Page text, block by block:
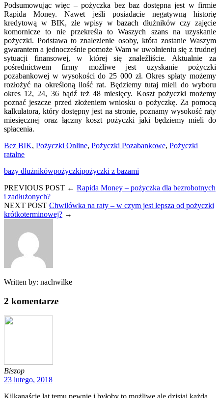
Podsumowując więc – pożyczka bez baz dostępna jest w firmie
Rapida Money. Nawet jeśli posiadacie negatywną historię
kredytową w BIK, złe wpisy w bazach dłużników czy zajęcie
komornicze to nie przekreśla to Waszych szans na uzyskanie
pożyczki. Podstawa to znalezienie osoby, która zostanie Waszym
gwarantem a jednocześnie pomoże Wam w uwolnieniu się z trudnej
sytuacji finansowej, w której się znaleźliście. Aktualnie za
pośrednictwem firmy możliwe jest uzyskanie pożyczki
pozabankowej w wysokości do 25 000 zł. Okres spłaty możemy
rozłożyć na określoną ilość rat. Będziemy tutaj mieli do wyboru
okres 12, 24, 36 bądź też 48 miesięcy. Koszt pożyczki możemy
poznać jeszcze przed złożeniem wniosku o pożyczkę. Za pomocą
kalkulatora, który dostępny jest na stronie, poznamy wysokość raty
miesięcznej oraz łączny koszt pożyczki jaki będziemy mieli do
spłacenia.
Bez BIK, Pożyczki Online, Pożyczki Pozabankowe, Pożyczki
ratalne
bazy dłużnikówpożyczkipożyczki z bazami
PREVIOUS POST ← Rapida Money – pożyczka dla bezrobotnych
i zadłużonych?
NEXT POST Chwilówka na raty – w czym jest lepsza od pożyczki
krótkoterminowej? →
Written by: nachwilke
2 komentarze
Biszop
23 lutego, 2018